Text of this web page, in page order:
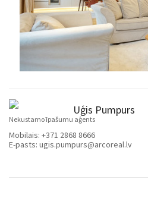
Uģis Pumpurs
Nekustamo īpašumu aģents
Mobilais: +371 2868 8666
E-pasts: ugis.pumpurs@arcoreal.lv